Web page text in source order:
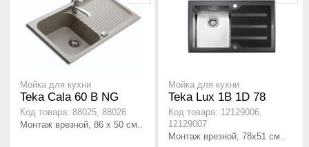
Мойка для кухни
Teka Cala 60 B NG
Код товара: 88025, 88026
Монтаж врезной, 86 х 50 см..
Мойка для кухни
Teka Lux 1B 1D 78
Код товара: 12129006,
12129007
Монтаж врезной, 78х51 см..